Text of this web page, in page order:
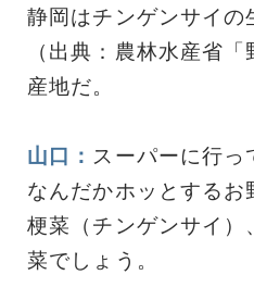
静岡はチンゲンサイの
（出典：農林水産省
産地だ。
山口： スーパーに行っ
なんだかホッとする
梗菜（チンゲンサイ）
菜でしょう。